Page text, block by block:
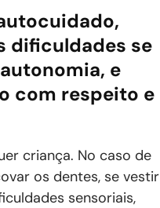
dificuldades se
e
com respeito e
criança. No caso de
os dentes, se vestir
sensoriais,